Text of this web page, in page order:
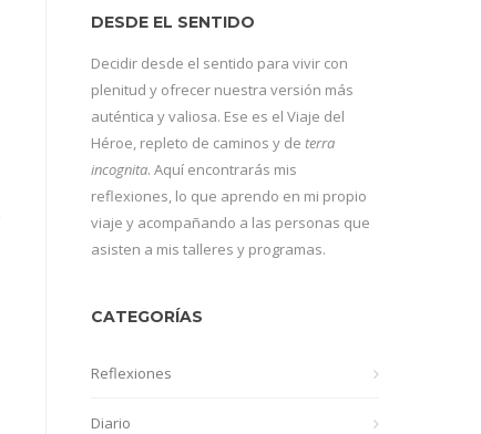
DESDE EL SENTIDO
Decidir desde el sentido para vivir con
plenitud y ofrecer nuestra versión más
auténtica y valiosa. Ese es el Viaje del
Héroe, repleto de caminos y de terra
incognita. Aquí encontrarás mis
reflexiones, lo que aprendo en mi propio
viaje y acompañando a las personas que
asisten a mis talleres y programas.
CATEGORÍAS
Reflexiones
Diario